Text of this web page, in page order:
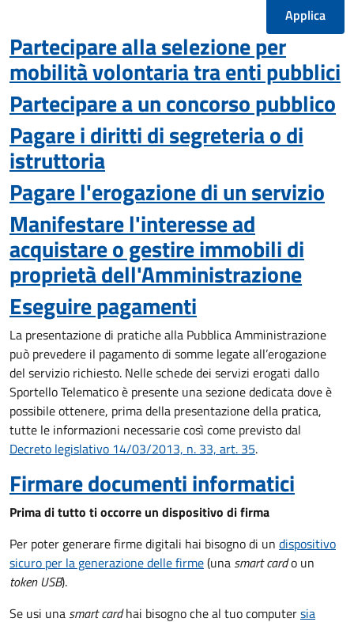
Partecipare alla selezione per
mobilità volontaria tra enti pubblici
Partecipare a un concorso pubblico
Pagare i diritti di segreteria o di
istruttoria
Pagare l'erogazione di un servizio
Manifestare l'interesse ad
acquistare o gestire immobili di
proprietà dell'Amministrazione
Eseguire pagamenti
La presentazione di pratiche alla Pubblica Amministrazione
può prevedere il pagamento di somme legate all’erogazione
del servizio richiesto. Nelle schede dei servizi erogati dallo
Sportello Telematico è presente una sezione dedicata dove è
possibile ottenere, prima della presentazione della pratica,
tutte le informazioni necessarie così come previsto dal
Decreto legislativo 14/03/2013, n. 33, art. 35.
Firmare documenti informatici
Prima di tutto ti occorre un dispositivo di firma
Per poter generare firme digitali hai bisogno di un dispositivo
sicuro per la generazione delle firme(una smart cardo un
token USB).
Se usi una smart cardhai bisogno che al tuo computersia